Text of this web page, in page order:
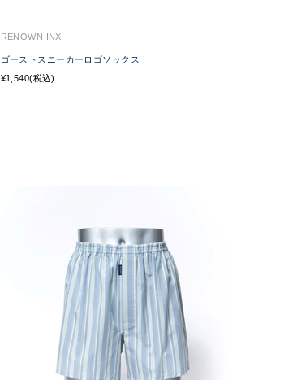
RENOWN INX
ゴーストスニーカーロゴソックス
¥1,540(税込)